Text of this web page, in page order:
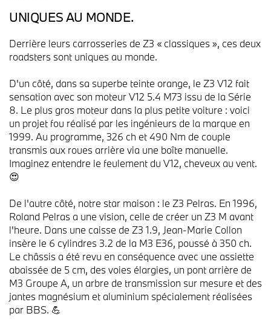
UNIQUES AU MONDE.
Derrière leurs carrosseries de Z3 « classiques », ces deux
roadsters sont uniques au monde.
D'un côté, dans sa superbe teinte orange, le Z3 V12 fait
sensation avec son moteur V12 5.4 M73 issu de la Série
8. Le plus gros moteur dans la plus petite voiture : voici
un projet fou réalisé par les ingénieurs de la marque en
1999. Au programme, 326 ch et 490 Nm de couple
transmis aux roues arrière via une boîte manuelle.
Imaginez entendre le feulement du V12, cheveux au vent.
😍
De l'autre côté, notre star maison : le Z3 Pelras. En 1996,
Roland Pelras a une vision, celle de créer un Z3 M avant
l'heure. Dans une caisse de Z3 1.9, Jean-Marie Collon
insère le 6 cylindres 3.2 de la M3 E36, poussé à 350 ch.
Le châssis a été revu en conséquence avec une assiette
abaissée de 5 cm, des voies élargies, un pont arrière de
M3 Groupe A, un arbre de transmission sur mesure et des
jantes magnésium et aluminium spécialement réalisées
par BBS. 💪